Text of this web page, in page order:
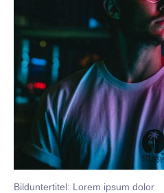
Bilduntertitel: Lorem ipsum dolor